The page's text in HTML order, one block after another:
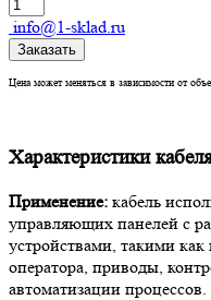
info@1-sklad.ru
Заказать
Цена может меняться в зависимости от
Характеристики
Применение: кабель
управляющих панелей с
устройствами, такими
оператора, приводы,
автоматизации процессов.